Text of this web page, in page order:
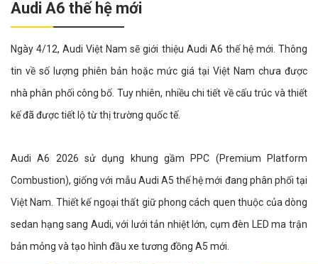
Audi A6 thế hệ mới
Ngày 4/12, Audi Việt Nam sẽ giới thiệu Audi A6 thế hệ mới. Thông
tin về số lượng phiên bản hoặc mức giá tại Việt Nam chưa được
nhà phân phối công bố. Tuy nhiên, nhiều chi tiết về cấu trúc và thiết
kế đã được tiết lộ từ thị trường quốc tế.
Audi A6 2026 sử dụng khung gầm PPC (Premium Platform
Combustion), giống với mẫu Audi A5 thế hệ mới đang phân phối tại
Việt Nam. Thiết kế ngoại thất giữ phong cách quen thuộc của dòng
sedan hạng sang Audi, với lưới tản nhiệt lớn, cụm đèn LED ma trận
bản mỏng và tạo hình đầu xe tương đồng A5 mới.